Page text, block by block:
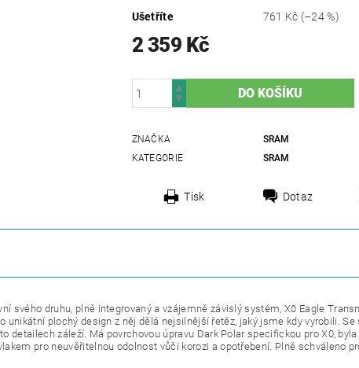
Ušetříte
761 Kč (–24 %)
2 359 Kč
ZNAČKA
SRAM
KATEGORIE
SRAM
Tisk Dotaz
svého druhu, plně integrovaný a vzájemně závislý systém, X0 Eagle
unikátní plochý design z něj dělá nejsilnější řetěz, jaký jsme kdy vyrobili.
detailech záleží. Má povrchovou úpravu Dark Polar specifickou pro X0, byla
pro neuvěřitelnou odolnost vůči korozi a opotřebení. Plně schváleno